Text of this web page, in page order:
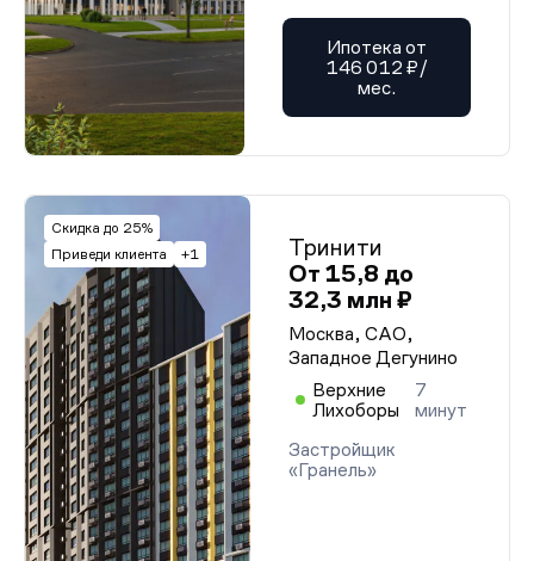
Ипотека от
146 012 ₽/
мес.
Скидка до 25%
Приведи клиента
+1
Тринити
От 15,8 до
32,3 млн ₽
Москва, САО,
Западное Дегунино
Верхние
Лихоборы
7
минут
Застройщик
«Гранель»